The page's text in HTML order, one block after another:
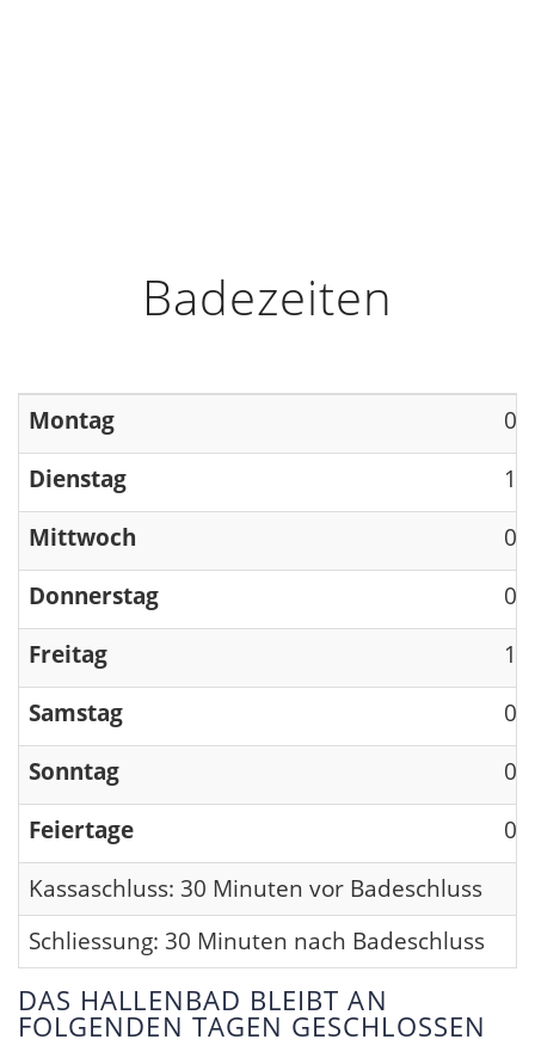
Badezeiten
Montag
Dienstag
Mittwoch
Donnerstag
Freitag
Samstag
Sonntag
Feiertage
Kassaschluss: 30 Minuten vor Badeschluss
Schliessung: 30 Minuten nach Badeschluss
DAS HALLENBAD BLEIBT AN
FOLGENDEN TAGEN GESCHLOSSEN